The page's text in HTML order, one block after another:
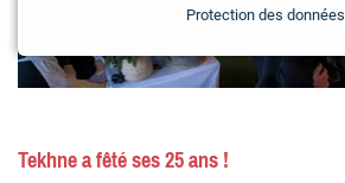
Tekhne a fêté ses 25 ans !
Protection des données